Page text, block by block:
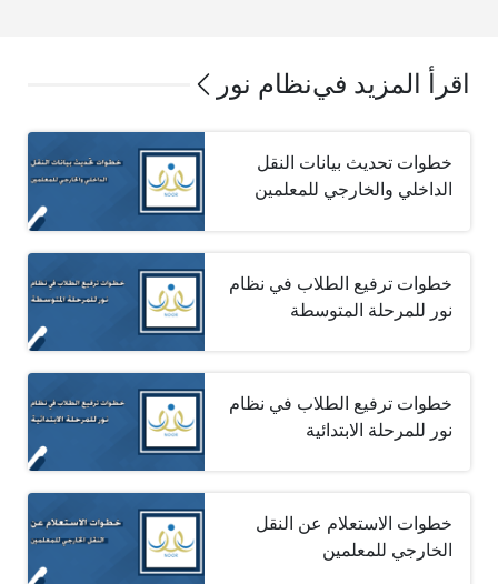
اقرأ المزيد فينظام نور
خطوات تحديث بيانات النقل
الداخلي والخارجي للمعلمين
خطوات ترفيع الطلاب في نظام
نور للمرحلة المتوسطة
خطوات ترفيع الطلاب في نظام
نور للمرحلة الابتدائية
خطوات الاستعلام عن النقل
الخارجي للمعلمين